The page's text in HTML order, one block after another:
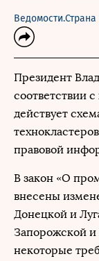
Ведомости.Страна
Президент
соответствии
действует
правовой
В закон «О
внесены
Донецкой и
Запорожской и
некоторые